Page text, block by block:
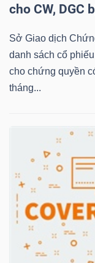
cho CW, DGC
Sở Giao dịch
danh sách cổ
cho chứng quyền
tháng...
CÔNG
CỤ
ĐẦU
TƯ
XUẤT
DỮ
Ngành
(-)